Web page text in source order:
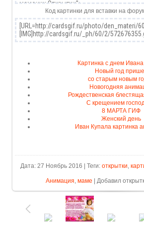
Код картинки для вставки на
Картинка с днем
Новый год
со старым новым
Новогодняя
Рождественская
С крещением
8 МАРТА ГИФ
Женский день
Иван Купала картинка
Дата: 27 Ноябрь 2016 | Теги: открытки,
Анимация, маме | Добавил